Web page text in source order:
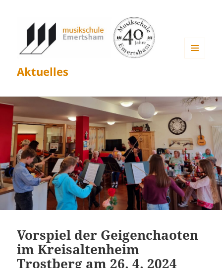
Aktuelles
Vorspiel der Geigenchaoten
im Kreisaltenheim
Trostberg am 26. 4. 2024